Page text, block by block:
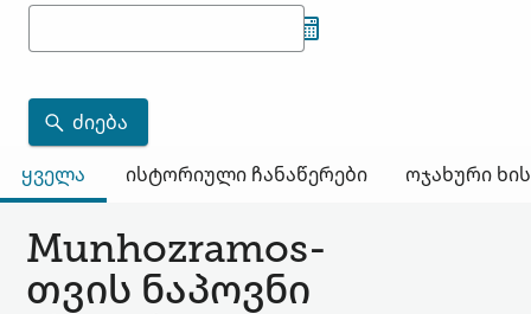
ᲫᲘᲔᲑᲐ
ყველა
ისტორიული ჩანაწერები ოჯახური
Munhozramos-
თვის ნაპოვნი